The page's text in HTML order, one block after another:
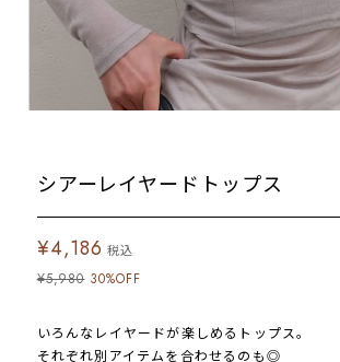
シアーレイヤードトップス
¥4,186 税込
¥5,980 30%OFF
いろんなレイヤードが楽しめるトップス。
それぞれ別アイテムを合わせるのも◎